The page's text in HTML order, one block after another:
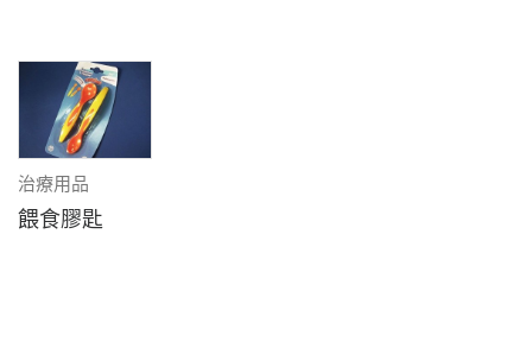
治療用品
餵食膠匙